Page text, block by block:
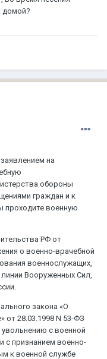
домой?
на
обороны
граждан и к
проходите военную
РФ от
о военно-врачебной
военнослужащих,
Вооруженных Сил,
закона «О
от 28.03.1998 N 53-ФЗ
с военной
с признанием военно-
к военной службе